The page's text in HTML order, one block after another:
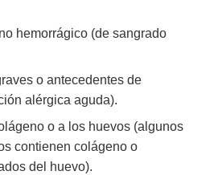
hemorrágico (de sangrado
o antecedentes de
alérgica aguda).
o a los huevos (algunos
contienen colágeno o
del huevo).